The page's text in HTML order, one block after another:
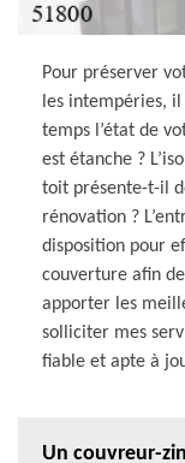
Pour préserver
les intempéries,
temps l’état de
est étanche ?
toit présente-t-il
rénovation ?
disposition pour
couverture afin
apporter les
solliciter mes
fiable et apte à
Un couvreur-